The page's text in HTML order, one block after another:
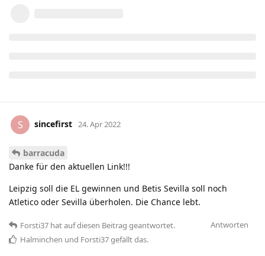
S sincefirst 24. Apr 2022
barracuda
Danke für den aktuellen Link!!!
Leipzig soll die EL gewinnen und Betis Sevilla soll noch
Atletico oder Sevilla überholen. Die Chance lebt.
Antworten
Forsti37 hatauf diesen Beitrag geantwortet.
Halminchen und Forsti37gefällt das.